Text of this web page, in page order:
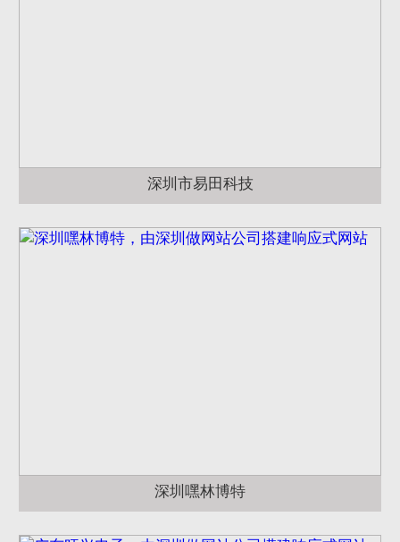
深圳市易田科技
深圳嘿林博特